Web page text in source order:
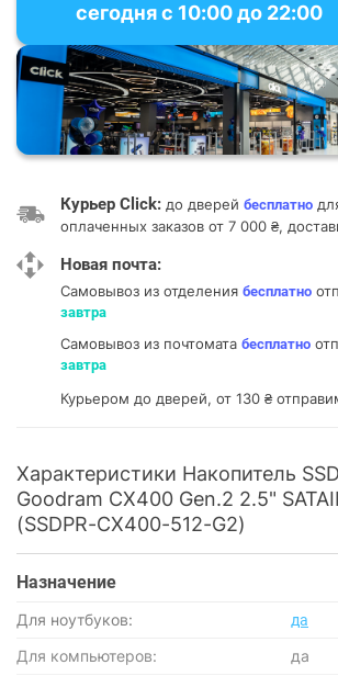
сегодня с 10:00 до 22:00
Курьер Click: до дверей бесплатно
оплаченных заказов от 7 000 ₴,
Новая почта:
Самовывоз из отделения бесплатно
завтра
Самовывоз из почтомата бесплатно
завтра
Курьером до дверей, от 130 ₴
Характеристики Накопитель
Goodram CX400 Gen.2 2.5"
(SSDPR-CX400-512-G2)
Назначение
Для ноутбуков: да
Для компьютеров: да